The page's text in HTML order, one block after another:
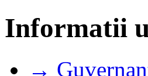
Informatii
→